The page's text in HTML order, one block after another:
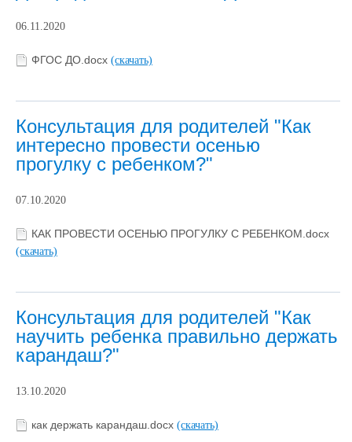
06.11.2020
ФГОС ДО.docx (скачать)
Консультация для родителей "Как
интересно провести осенью
прогулку с ребенком?"
07.10.2020
КАК ПРОВЕСТИ ОСЕНЬЮ ПРОГУЛКУ С РЕБЕНКОМ.docx
(скачать)
Консультация для родителей "Как
научить ребенка правильно держать
карандаш?"
13.10.2020
как держать карандаш.docx (скачать)